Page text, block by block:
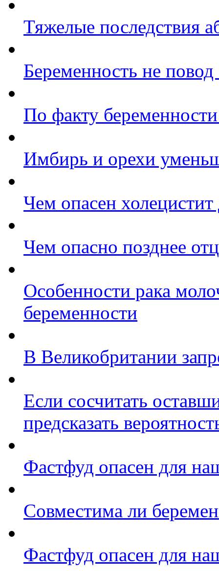
Тяжелые последствия
Беременность не повод
По факту
Имбирь и орехи
Чем опасен
Чем опасно позднее
Особенности рака
беременности
В Великобритании
Если сосчитать
предсказать
Фастфуд опасен для
Совместима ли
Фастфуд опасен для